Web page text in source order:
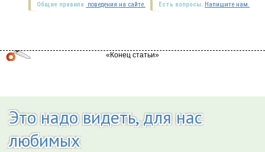
Есть вопросы. Напишите нам.
Общие правила поведения на сайте.
Это надо видеть, для нас
любимых